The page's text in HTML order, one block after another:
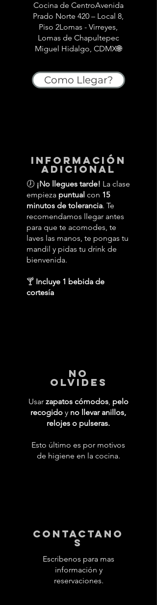
Cocina de CentroAvenida
Prado Norte 420 – Local 8,
Piso 2Lomas - Virreyes,
Lomas de Chapultepec
Miguel Hidalgo, CDMX🌐
Como Llegar?
información
adicional
🕖 ¡No llegues tarde! La clase
empieza puntual con 15
minutos de tolerancia. Te
recomendamos llegar antes
para que te acomodes, te
laves las manos, te pongas tu
mandil y pidas tu drink de
bienvenida.
🍸 Incluye 1 bebida de
cortesía
No
Olvides
Usar zapatos cómodos, pelo
recogido y no llevar anillos,
relojes o pulseras.
Esto último es por motivos
de higiene en la cocina.
contactano
s
Escribenos para mas
información y
reservaciones.